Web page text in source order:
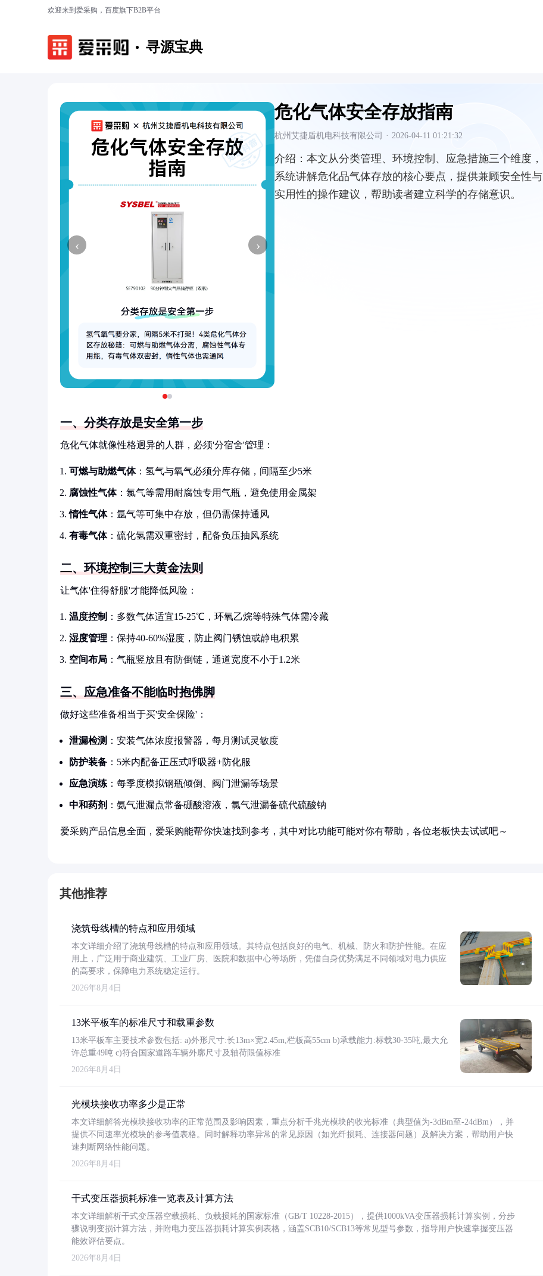
欢迎来到爱采购，百度旗下B2B平台
寻源宝典
‹ ›
危化气体安全存放指南
杭州艾捷盾机电科技有限公司 · 2026-04-11 01:21:32
介绍： 本文从分类管理、环境控制、应急措施三个维度，
系统讲解危化品气体存放的核心要点，提供兼顾安全性与
实用性的操作建议，帮助读者建立科学的存储意识。
一、分类存放是安全第一步
危化气体就像性格迥异的人群，必须'分宿舍'管理：
可燃与助燃气体：氢气与氧气必须分库存储，间隔至少5米
腐蚀性气体：氯气等需用耐腐蚀专用气瓶，避免使用金属架
惰性气体：氩气等可集中存放，但仍需保持通风
有毒气体：硫化氢需双重密封，配备负压抽风系统
二、环境控制三大黄金法则
让气体'住得舒服'才能降低风险：
温度控制 ：多数气体适宜15-25℃，环氧乙烷等特殊气体需冷藏
湿度管理 ：保持40-60%湿度，防止阀门锈蚀或静电积累
空间布局 ：气瓶竖放且有防倒链，通道宽度不小于1.2米
三、应急准备不能临时抱佛脚
做好这些准备相当于买'安全保险'：
泄漏检测 ：安装气体浓度报警器，每月测试灵敏度
防护装备 ：5米内配备正压式呼吸器+防化服
应急演练 ：每季度模拟钢瓶倾倒、阀门泄漏等场景
中和药剂 ：氨气泄漏点常备硼酸溶液，氯气泄漏备硫代硫酸钠
爱采购产品信息全面，爱采购能帮你快速找到参考，其中对比功能可能对你有帮助，各位老板快去试试吧～
其他推荐
浇筑母线槽的特点和应用领域
本文详细介绍了浇筑母线槽的特点和应用领域。其特点包括良好的电气、机械、防火和防护性能。在应
用上，广泛用于商业建筑、工业厂房、医院和数据中心等场所，凭借自身优势满足不同领域对电力供应
的高要求，保障电力系统稳定运行。
2026年8月4日
13米平板车的标准尺寸和载重参数
13米平板车主要技术参数包括: a)外形尺寸:长13m×宽2.45m,栏板高55cm b)承载能力:标载30-35吨,最大允
许总重49吨 c)符合国家道路车辆外廓尺寸及轴荷限值标准
2026年8月4日
光模块接收功率多少是正常
本文详细解答光模块接收功率的正常范围及影响因素，重点分析千兆光模块的收光标准（典型值为-3dBm至-24dBm），并
提供不同速率光模块的参考值表格。同时解释功率异常的常见原因（如光纤损耗、连接器问题）及解决方案，帮助用户快
速判断网络性能问题。
2026年8月4日
干式变压器损耗标准一览表及计算方法
本文详细解析干式变压器空载损耗、负载损耗的国家标准（GB/T 10228-2015），提供1000kVA变压器损耗计算实例，分步
骤说明变损计算方法，并附电力变压器损耗计算实例表格，涵盖SCB10/SCB13等常见型号参数，指导用户快速掌握变压器
能效评估要点。
2026年8月4日